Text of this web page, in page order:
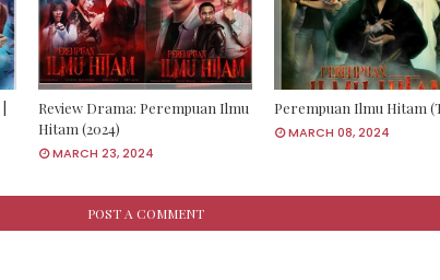
Review Drama: Perempuan Ilmu
Hitam (2024)
MARCH 23, 2024
Perempuan Ilmu Hitam
MARCH 08, 2024
POST A COMMENT